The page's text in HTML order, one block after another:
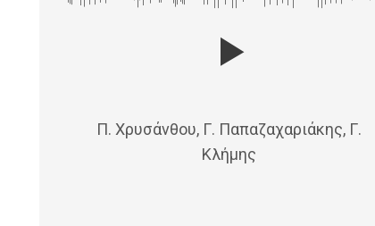
Π. Χρυσάνθου, Γ. Παπαζαχαριάκης, Γ.
Κλήμης